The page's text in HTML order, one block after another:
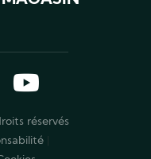
YouTube
réservés